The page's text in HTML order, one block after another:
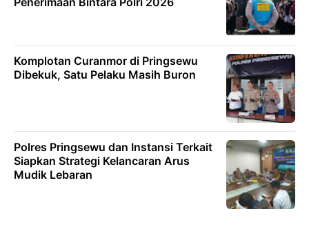
Komplotan Curanmor di Pringsewu
Dibekuk, Satu Pelaku Masih Buron
Polres Pringsewu dan Instansi Terkait
Siapkan Strategi Kelancaran Arus
Mudik Lebaran